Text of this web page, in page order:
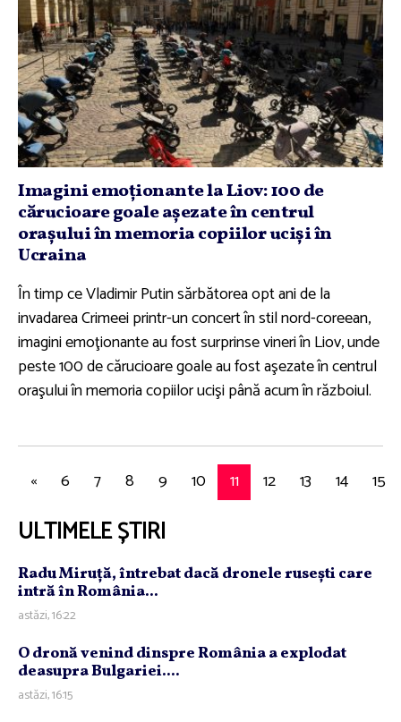
Imagini emoţionante la Liov: 100 de
cărucioare goale aşezate în centrul
oraşului în memoria copiilor ucişi în
Ucraina
În timp ce Vladimir Putin sărbătorea opt ani de la
invadarea Crimeei printr-un concert în stil nord-coreean,
imagini emoţionante au fost surprinse vineri în Liov, unde
peste 100 de cărucioare goale au fost aşezate în centrul
oraşului în memoria copiilor ucişi până acum în războiul.
« 6 7 8 9 10 11 12 13 14 15
ULTIMELE ȘTIRI
Radu Miruţă, întrebat dacă dronele ruseşti care
intră în România...
astăzi, 16:22
O dronă venind dinspre România a explodat
deasupra Bulgariei....
astăzi, 16:15